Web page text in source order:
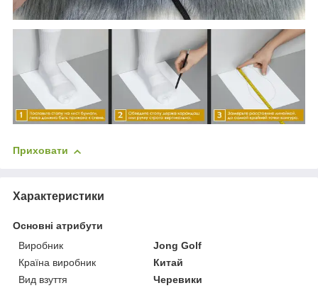
Приховати
Характеристики
Основні атрибути
Виробник
Jong Golf
Країна виробник
Китай
Вид взуття
Черевики